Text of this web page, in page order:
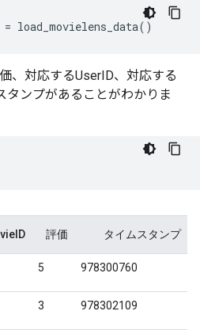
= load_movielens_data()
、対応するUserID、対応する
タンプがあることがわかりま